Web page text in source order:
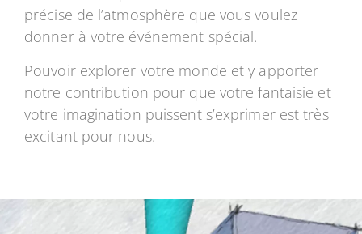
précise de l’atmosphère que vous voulez
donner à votre événement spécial.
Pouvoir explorer votre monde et y apporter
notre contribution pour que votre fantaisie et
votre imagination puissent s’exprimer est très
excitant pour nous.